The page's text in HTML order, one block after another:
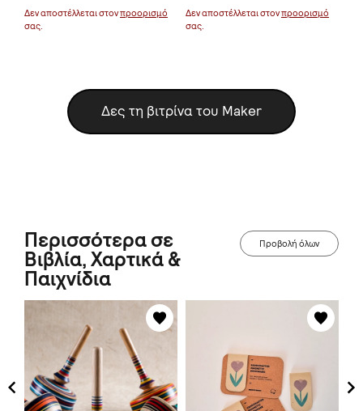
Δεν αποστέλλεται στονπροορισμό
σας.
Δεν αποστέλλεται στονπροορισμό
σας.
Δες τη βιτρίνα του Maker
Περισσότερα σε
Βιβλία, Χαρτικά &
Παιχνίδια
Προβολή όλων